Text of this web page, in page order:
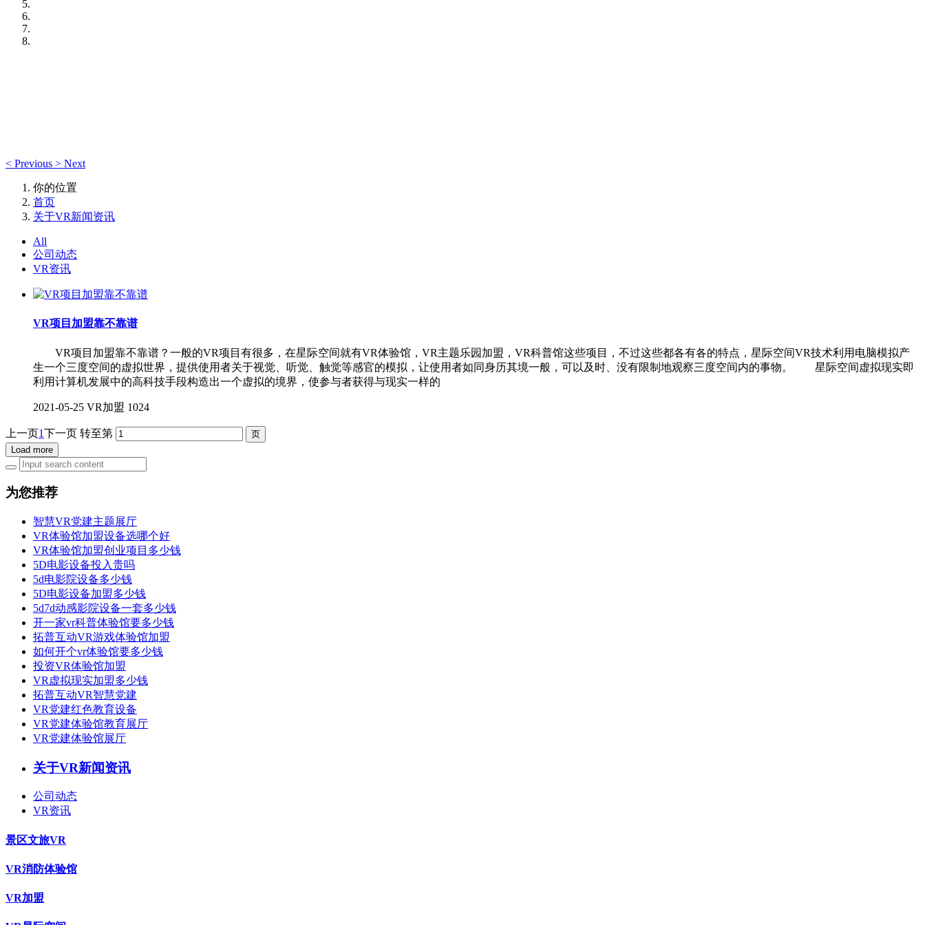
< Previous > Next
你的位置
首页
关于VR新闻资讯
All
公司动态
VR资讯
VR项目加盟靠不靠谱
VR项目加盟靠不靠谱？一般的VR项目有很多，在星际空间就有VR体验馆，VR主题乐园加盟，VR科普馆这些项目，不过这些都各有各的特点，星际空间VR技术利用电脑模拟产
生一个三度空间的虚拟世界，提供使用者关于视觉、听觉、触觉等感官的模拟，让使用者如同身历其境一般，可以及时、没有限制地观察三度空间内的事物。 星际空间虚拟现实即
利用计算机发展中的高科技手段构造出一个虚拟的境界，使参与者获得与现实一样的
2021-05-25 VR加盟 1024
上一页1下一页 转至第
Load more
为您推荐
智慧VR党建主题展厅
VR体验馆加盟设备选哪个好
VR体验馆加盟创业项目多少钱
5D电影设备投入贵吗
5d电影院设备多少钱
5D电影设备加盟多少钱
5d7d动感影院设备一套多少钱
开一家vr科普体验馆要多少钱
拓普互动VR游戏体验馆加盟
如何开个vr体验馆要多少钱
投资VR体验馆加盟
VR虚拟现实加盟多少钱
拓普互动VR智慧党建
VR党建红色教育设备
VR党建体验馆教育展厅
VR党建体验馆展厅
关于VR新闻资讯
公司动态
VR资讯
景区文旅VR
VR消防体验馆
VR加盟